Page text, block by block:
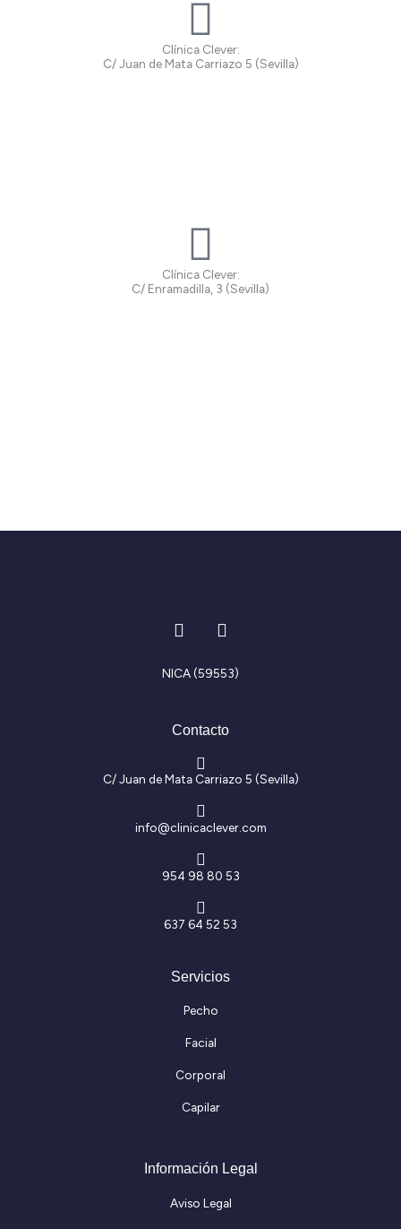
Clínica Clever:
C/ Juan de Mata Carriazo 5 (Sevilla)
Clínica Clever:
C/ Enramadilla, 3 (Sevilla)
I
n
t
r
F
a
e
o
f
NICA (59553)
Contacto
C/ Juan de Mata Carriazo 5 (Sevilla)
info@clinicaclever.com
954 98 80 53
637 64 52 53
Servicios
Pecho
Facial
Corporal
Capilar
Información Legal
Aviso Legal